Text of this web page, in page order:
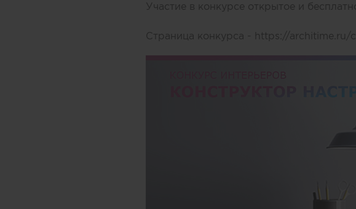
Участие в конкурсе открытое и
Страница конкурса - https://